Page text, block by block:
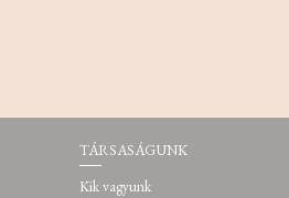
TÁRSASÁGUNK
Kik vagyunk